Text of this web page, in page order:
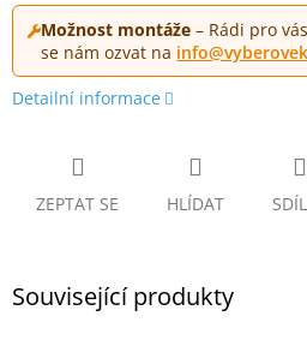
Možnost montáže – Rádi pro
se nám ozvat na
Detailní informace
ZEPTAT SE HLÍDAT
Související produkty